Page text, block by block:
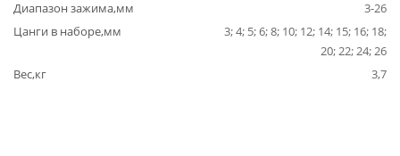
Диапазон зажима,мм
3-26
Цанги в наборе,мм
3; 4; 5; 6; 8; 10; 12; 14; 15; 16; 18;
20; 22; 24; 26
Вес,кг
3,7